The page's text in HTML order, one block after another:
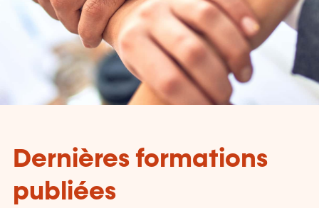
Dernières formations
publiées